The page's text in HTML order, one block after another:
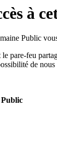
à
Public
pare-feu
de